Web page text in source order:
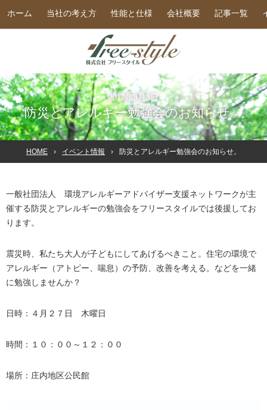
ホーム 当社の考え方 性能と仕様 会社概要 記事一覧
2017年3月3日
防災とアレルギー勉強会のお知らせ。
HOME イベント情報 防災とアレルギー勉強会のお知らせ。
一般社団法人 環境アレルギーアドバイザー支援ネットワークが主
催する防災とアレルギーの勉強会をフリースタイルでは後援してお
ります。
震災時、私たち大人が子どもにしてあげるべきこと。住宅の環境で
アレルギー（アトピー、喘息）の予防、改善を考える。などを一緒
に勉強しませんか？
日時：４月２７日 木曜日
時間：１０：００～１２：００
場所：庄内地区公民館